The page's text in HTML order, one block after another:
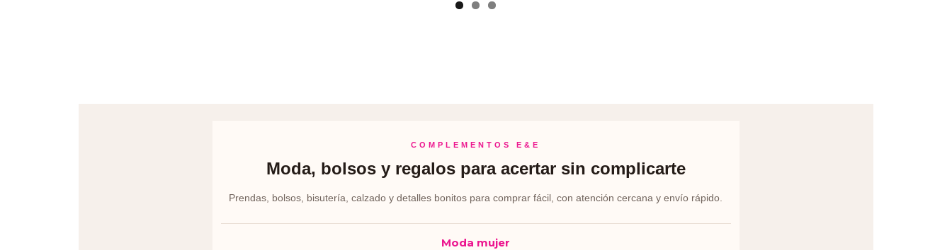
COMPLEMENTOS E&E
Moda, bolsos y regalos para acertar sin complicarte
Prendas, bolsos, bisutería, calzado y detalles bonitos para comprar fácil, con atención cercana y envío rápido.
Moda mujer